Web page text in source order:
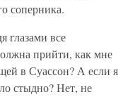
соперника.
глазами все
прийти, как мне
в Суассон? А если я
стыдно? Нет, не